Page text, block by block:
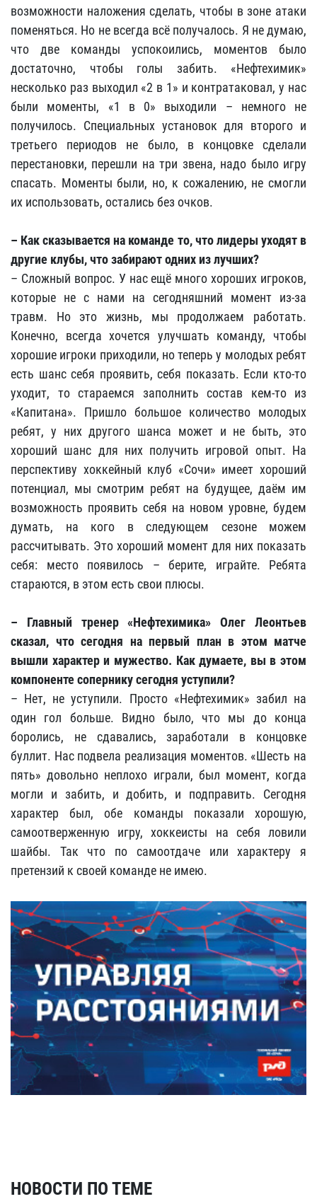
возможности наложения сделать, чтобы в зоне атаки
поменяться. Но не всегда всё получалось. Я не думаю,
что две команды успокоились, моментов было
достаточно, чтобы голы забить. «Нефтехимик»
несколько раз выходил «2 в 1» и контратаковал, у нас
были моменты, «1 в 0» выходили – немного не
получилось. Специальных установок для второго и
третьего периодов не было, в концовке сделали
перестановки, перешли на три звена, надо было игру
спасать. Моменты были, но, к сожалению, не смогли
их использовать, остались без очков.
– Как сказывается на команде то, что лидеры уходят в
другие клубы, что забирают одних из лучших?
– Сложный вопрос. У нас ещё много хороших игроков,
которые не с нами на сегодняшний момент из-за
травм. Но это жизнь, мы продолжаем работать.
Конечно, всегда хочется улучшать команду, чтобы
хорошие игроки приходили, но теперь у молодых ребят
есть шанс себя проявить, себя показать. Если кто-то
уходит, то стараемся заполнить состав кем-то из
«Капитана». Пришло большое количество молодых
ребят, у них другого шанса может и не быть, это
хороший шанс для них получить игровой опыт. На
перспективу хоккейный клуб «Сочи» имеет хороший
потенциал, мы смотрим ребят на будущее, даём им
возможность проявить себя на новом уровне, будем
думать, на кого в следующем сезоне можем
рассчитывать. Это хороший момент для них показать
себя: место появилось – берите, играйте. Ребята
стараются, в этом есть свои плюсы.
– Главный тренер «Нефтехимика» Олег Леонтьев
сказал, что сегодня на первый план в этом матче
вышли характер и мужество. Как думаете, вы в этом
компоненте сопернику сегодня уступили?
– Нет, не уступили. Просто «Нефтехимик» забил на
один гол больше. Видно было, что мы до конца
боролись, не сдавались, заработали в концовке
буллит. Нас подвела реализация моментов. «Шесть на
пять» довольно неплохо играли, был момент, когда
могли и забить, и добить, и подправить. Сегодня
характер был, обе команды показали хорошую,
самоотверженную игру, хоккеисты на себя ловили
шайбы. Так что по самоотдаче или характеру я
претензий к своей команде не имею.
НОВОСТИ ПО ТЕМЕ